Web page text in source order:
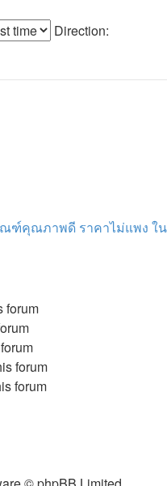
Direction:
คุณภาพดี ราคาไม่แพง ใน
forum
forum
forum